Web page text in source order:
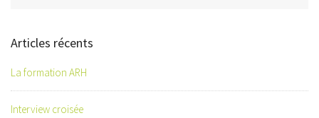
Articles récents
La formation ARH
Interview croisée